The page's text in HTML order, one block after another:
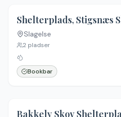
Ingen billeder
Shelterplads, Stigsnæs
Slagelse
2 pladser
Bookbar
Bakkely Skov